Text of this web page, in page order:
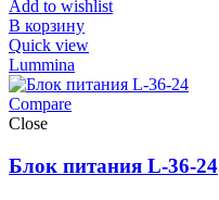
Add to wishlist
В корзину
Quick view
Lummina
Compare
Close
Блок питания L-36-24